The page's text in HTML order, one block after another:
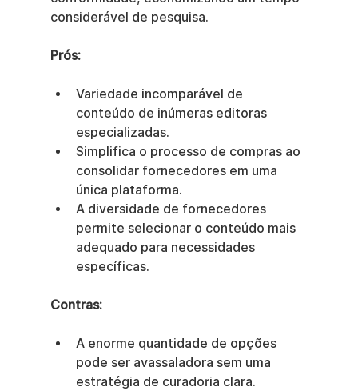
considerável de pesquisa.
Prós:
Variedade incomparável de
conteúdo de inúmeras editoras
especializadas.
Simplifica o processo de compras ao
consolidar fornecedores em uma
única plataforma.
A diversidade de fornecedores
permite selecionar o conteúdo mais
adequado para necessidades
específicas.
Contras:
A enorme quantidade de opções
pode ser avassaladora sem uma
estratégia de curadoria clara.